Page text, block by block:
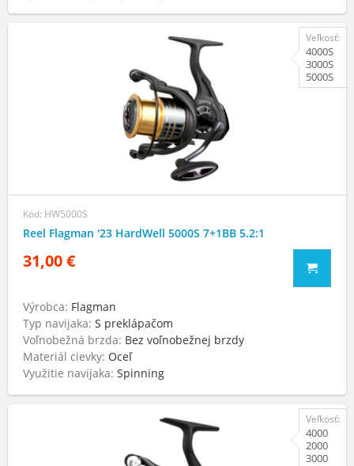
Kód: HW5000S
Reel Flagman '23 HardWell 5000S 7+1BB 5.2:1
31,00 €
Výrobca: Flagman
Typ navijaka: S preklápačom
Voľnobežná brzda: Bez voľnobežnej brzdy
Materiál cievky: Oceľ
Využitie navijaka: Spinning
Veľkosť:
4000S
3000S
5000S
Veľkosť:
4000
2000
3000